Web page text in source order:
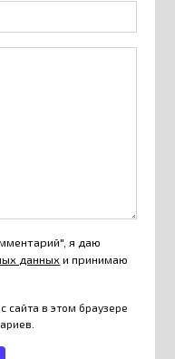
я даю
данных и принимаю
сайта в этом браузере